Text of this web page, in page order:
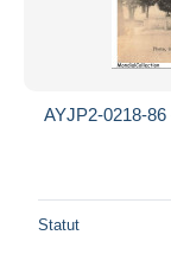
AYJP2-0218-
Statut